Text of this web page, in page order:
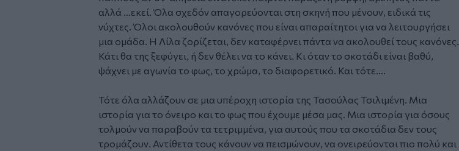
αλλά …εκεί. Όλα σχεδόν απαγορεύονται στη σκηνή που μένουν, ειδικά τις
νύχτες. Όλοι ακολουθούν κανόνες που είναι απαραίτητοι για να λειτουργήσει
μια ομάδα. Η Λίλα ζορίζεται, δεν καταφέρνει πάντα να ακολουθεί τους κανόνες.
Κάτι θα της ξεφύγει, ή δεν θέλει να το κάνει. Κι όταν το σκοτάδι είναι βαθύ,
ψάχνει με αγωνία το φως, το χρώμα, το διαφορετικό. Και τότε….
Τότε όλα αλλάζουν σε μια υπέροχη ιστορία της Τασούλας Τσιλιμένη. Μια
ιστορία για το όνειρο και το φως που έχουμε μέσα μας. Μια ιστορία για όσους
τολμούν να παραβούν τα τετριμμένα, για αυτούς που τα σκοτάδια δεν τους
τρομάζουν. Αντίθετα τους κάνουν να πεισμώνουν, να ονειρεύονται πιο πολύ και